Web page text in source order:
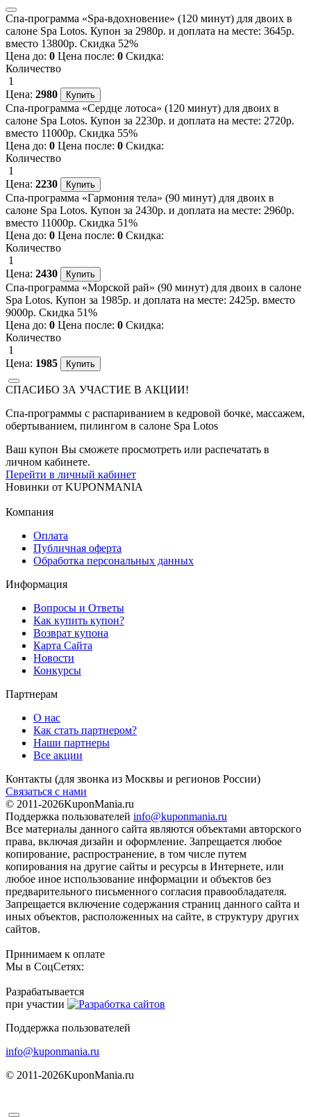
Спа-программа «Spa-вдохновение» (120 минут) для двоих в
салоне Spa Lotos. Купон за 2980р. и доплата на месте: 3645р.
вместо 13800р. Скидка 52%
Цена до: 0 Цена после: 0 Скидка:
Количество
1
Цена: 2980
Спа-программа «Сердце лотоса» (120 минут) для двоих в
салоне Spa Lotos. Купон за 2230р. и доплата на месте: 2720р.
вместо 11000р. Скидка 55%
Цена до: 0 Цена после: 0 Скидка:
Количество
1
Цена: 2230
Спа-программа «Гармония тела» (90 минут) для двоих в
салоне Spa Lotos. Купон за 2430р. и доплата на месте: 2960р.
вместо 11000р. Скидка 51%
Цена до: 0 Цена после: 0 Скидка:
Количество
1
Цена: 2430
Спа-программа «Морской рай» (90 минут) для двоих в салоне
Spa Lotos. Купон за 1985р. и доплата на месте: 2425р. вместо
9000р. Скидка 51%
Цена до: 0 Цена после: 0 Скидка:
Количество
1
Цена: 1985
СПАСИБО ЗА УЧАСТИЕ В АКЦИИ!
Спа-программы с распариванием в кедровой бочке, массажем,
обертыванием, пилингом в салоне Spa Lotos
Ваш купон Вы сможете просмотреть или распечатать в
личном кабинете.
Перейти в личный кабинет
Новинки от KUPONMANIA
Компания
Оплата
Публичная оферта
Обработка персональных данных
Информация
Вопросы и Ответы
Как купить купон?
Возврат купона
Карта Сайта
Новости
Конкурсы
Партнерам
О нас
Как стать партнером?
Наши партнеры
Все акции
Контакты (для звонка из Москвы и регионов России)
Связаться с нами
© 2011-2026KuponMania.ru
Поддержка пользователей info@kuponmania.ru
Все материалы данного сайта являются объектами авторского
права, включая дизайн и оформление. Запрещается любое
копирование, распространение, в том числе путем
копирования на другие сайты и ресурсы в Интернете, или
любое иное использование информации и объектов без
предварительного письменного согласия правообладателя.
Запрещается включение содержания страниц данного сайта и
иных объектов, расположенных на сайте, в структуру других
сайтов.
Принимаем к оплате
Мы в СоцСетях:
Разрабатывается
при участии
Поддержка пользователей
info@kuponmania.ru
© 2011-2026KuponMania.ru